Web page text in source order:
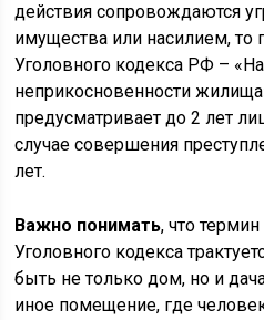
действия сопровождаются
имущества или насилием, то
Уголовного кодекса РФ –
неприкосновенности
предусматривает до 2 лет
случае совершения
лет.
Важно понимать, что
Уголовного кодекса
быть не только дом, но и
иное помещение, где